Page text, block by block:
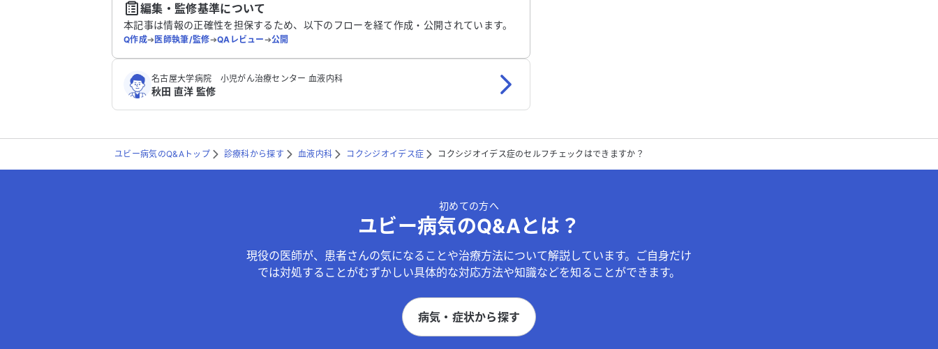
編集・監修基準について
本記事は情報の正確性を担保するため、以下のフローを経て作成・公開されています。
Q作成➔医師執筆/監修➔QAレビュー➔公開
名古屋大学病院 小児がん治療センター 血液内科
秋田 直洋 監修
ユビー病気のQ&Aトップ 診療科から探す 血液内科 コクシジオイデス症 コクシジオイデス症のセルフチェックはできますか？
初めての方へ
ユビー病気のQ&Aとは？
現役の医師が、患者さんの気になることや治療方法について解説しています。ご自身だけ
では対処することがむずかしい具体的な対応方法や知識などを知ることができます。
病気・症状から探す